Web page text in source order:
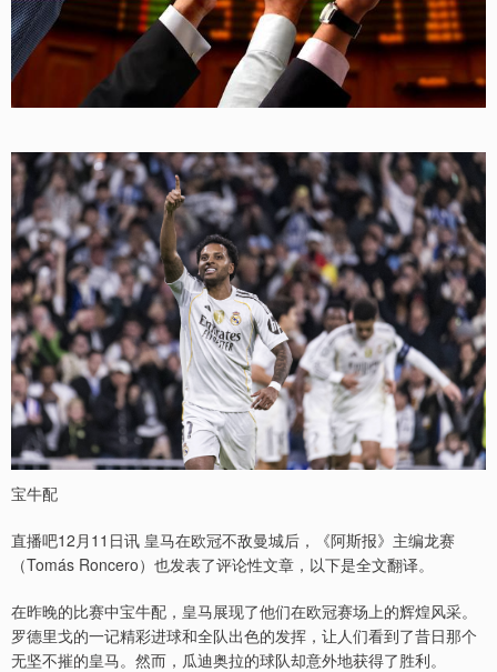
宝牛配
直播吧12月11日讯 皇马在欧冠不敌曼城后，《阿斯报》主编龙赛
（Tomás Roncero）也发表了评论性文章，以下是全文翻译。
在昨晚的比赛中宝牛配，皇马展现了他们在欧冠赛场上的辉煌风采。
罗德里戈的一记精彩进球和全队出色的发挥，让人们看到了昔日那个
无坚不摧的皇马。然而，瓜迪奥拉的球队却意外地获得了胜利。